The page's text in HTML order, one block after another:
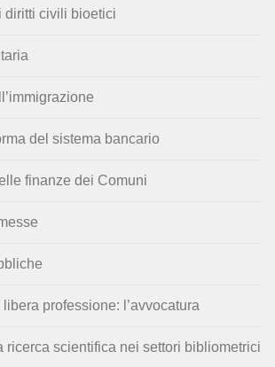
diritti civili bioetici
del sistema bancario
finanze dei Comuni
professione: l’avvocatura
ricerca scientifica nei settori bibliometrici